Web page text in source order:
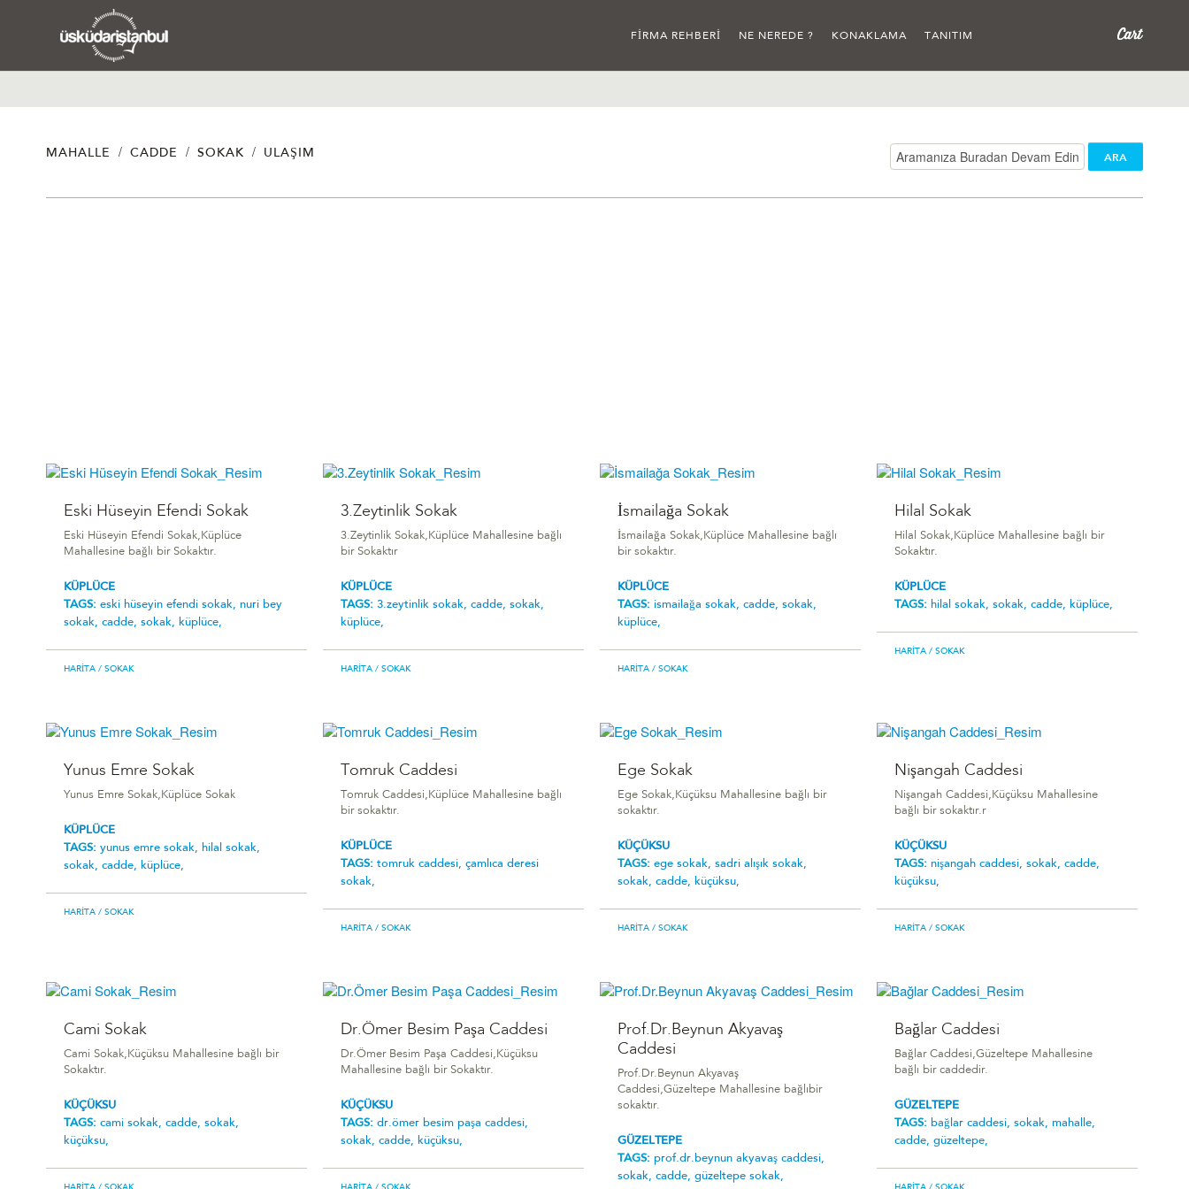
FIRMA REHBERI NE NEREDE ? KONAKLAMA TANITIM
MAHALLE / CADDE / SOKAK / ULAŞIM ARA
Eski Hüseyin Efendi Sokak
Eski Hüseyin Efendi Sokak,Küplüce
Mahallesine bağlı bir Sokaktır.
KÜPLÜCE
TAGS: eski hüseyin efendi sokak, nuri bey
sokak, cadde, sokak, küplüce,
HARITA / SOKAK
3.Zeytinlik Sokak
3.Zeytinlik Sokak,Küplüce Mahallesine bağlı
bir Sokaktır
KÜPLÜCE
TAGS: 3.zeytinlik sokak, cadde, sokak,
küplüce,
HARITA / SOKAK
İsmailağa Sokak
İsmailağa Sokak,Küplüce Mahallesine bağlı
bir sokaktır.
KÜPLÜCE
TAGS: i̇smailağa sokak, cadde, sokak,
küplüce,
HARITA / SOKAK
Hilal Sokak
Hilal Sokak,Küplüce Mahallesine bağlı bir
Sokaktır.
KÜPLÜCE
TAGS: hilal sokak, sokak, cadde, küplüce,
HARITA / SOKAK
Yunus Emre Sokak
Yunus Emre Sokak,Küplüce Sokak
KÜPLÜCE
TAGS: yunus emre sokak, hilal sokak,
sokak, cadde, küplüce,
HARITA / SOKAK
Tomruk Caddesi
Tomruk Caddesi,Küplüce Mahallesine bağlı
bir sokaktır.
KÜPLÜCE
TAGS: tomruk caddesi, çamlıca deresi
sokak,
HARITA / SOKAK
Ege Sokak
Ege Sokak,Küçüksu Mahallesine bağlı bir
sokaktır.
KÜÇÜKSU
TAGS: ege sokak, sadri alışık sokak,
sokak, cadde, küçüksu,
HARITA / SOKAK
Nişangah Caddesi
Nişangah Caddesi,Küçüksu Mahallesine
bağlı bir sokaktır.r
KÜÇÜKSU
TAGS: nişangah caddesi, sokak, cadde,
küçüksu,
HARITA / SOKAK
Cami Sokak
Cami Sokak,Küçüksu Mahallesine bağlı bir
Sokaktır.
KÜÇÜKSU
TAGS: cami sokak, cadde, sokak,
küçüksu,
Dr.Ömer Besim Paşa Caddesi
Dr.Ömer Besim Paşa Caddesi,Küçüksu
Mahallesine bağlı bir Sokaktır.
KÜÇÜKSU
TAGS: dr.ömer besim paşa caddesi,
sokak, cadde, küçüksu,
Prof.Dr.Beynun Akyavaş
Caddesi
Prof.Dr.Beynun Akyavaş
Caddesi,Güzeltepe Mahallesine bağlıbir
sokaktır.
GÜZELTEPE
TAGS: prof.dr.beynun akyavaş caddesi,
sokak, cadde, güzeltepe sokak,
Bağlar Caddesi
Bağlar Caddesi,Güzeltepe Mahallesine
bağlı bir caddedir.
GÜZELTEPE
TAGS: bağlar caddesi, sokak, mahalle,
cadde, güzeltepe,